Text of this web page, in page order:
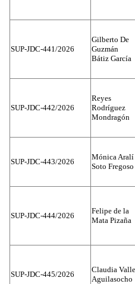
SUP-JDC-441/2026
Gilberto De
Guzmán
Bátiz García
SUP-JDC-442/2026
Reyes
Rodríguez
Mondragón
SUP-JDC-443/2026
Mónica Aralí
Soto Fregoso
SUP-JDC-444/2026
Felipe de la
Mata Pizaña
SUP-JDC-445/2026
Claudia Valle
Aguilasocho